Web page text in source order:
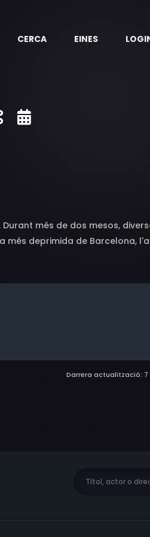
CERCA EINES
més de dos mesos,
deprimida de Barcelona,
més conflictius: Sant
i pensions del barri. En
van arribar a controlar-ho tot.
Darrera actualització: 7